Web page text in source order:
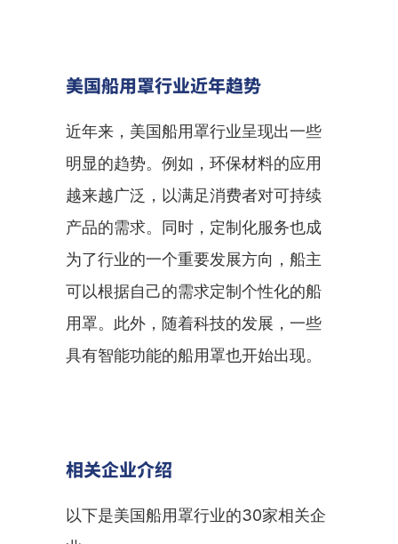
美国船用罩行业近年趋势
近年来，美国船用罩行业呈现出一些
明显的趋势。例如，环保材料的应用
越来越广泛，以满足消费者对可持续
产品的需求。同时，定制化服务也成
为了行业的一个重要发展方向，船主
可以根据自己的需求定制个性化的船
用罩。此外，随着科技的发展，一些
具有智能功能的船用罩也开始出现。
相关企业介绍
以下是美国船用罩行业的30家相关企